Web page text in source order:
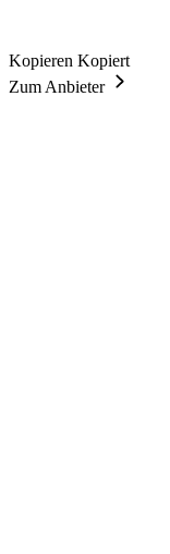
Kopieren Kopiert
Zum Anbieter